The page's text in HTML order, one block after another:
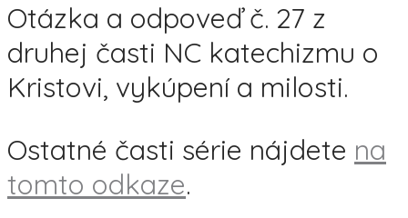
Otázka a odpoveď č. 27 z
druhej časti NC katechizmu o
Kristovi, vykúpení a milosti.
Ostatné časti série nájdete na
tomto odkaze.